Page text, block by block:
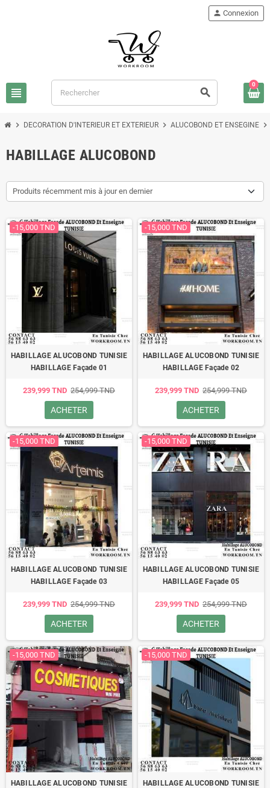
view_headline search
person Connexion
0
chevron_right DECORATION D'INTERIEUR ET EXTERIEUR chevron_right ALUCOBOND ET ENSEGINE chevron_right
HABILLAGE ALUCOBOND
Produits récemment mis à jour en dernier
-15,000 TND
HABILLAGE ALUCOBOND TUNISIE
HABILLAGE Façade 01
239,999 TND 254,999 TND
ACHETER
-15,000 TND
HABILLAGE ALUCOBOND TUNISIE
HABILLAGE Façade 02
239,999 TND 254,999 TND
ACHETER
-15,000 TND
HABILLAGE ALUCOBOND TUNISIE
HABILLAGE Façade 03
239,999 TND 254,999 TND
ACHETER
-15,000 TND
HABILLAGE ALUCOBOND TUNISIE
HABILLAGE Façade 05
239,999 TND 254,999 TND
ACHETER
-15,000 TND
HABILLAGE ALUCOBOND TUNISIE
-15,000 TND
HABILLAGE ALUCOBOND TUNISIE